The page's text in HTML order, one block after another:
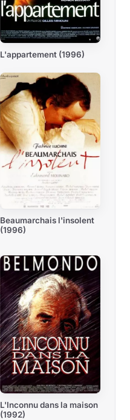
L'appartement (1996)
Beaumarchais l'insolent
(1996)
L'Inconnu dans la maison
(1992)